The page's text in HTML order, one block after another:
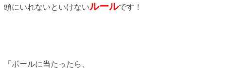
頭にいれないといけないルールです！
「ボールに当たったら、